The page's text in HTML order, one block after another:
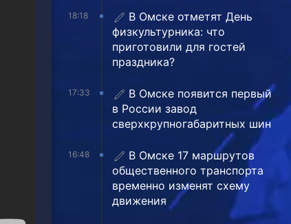
18:18
В Омске отметят День
физкультурника: что
приготовили для гостей
праздника?
17:33
В Омске появится первый
в России завод
сверхкрупногабаритных шин
16:48
В Омске 17 маршрутов
общественного транспорта
временно изменят схему
движения